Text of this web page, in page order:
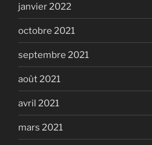
janvier 2022
octobre 2021
septembre 2021
août 2021
avril 2021
mars 2021